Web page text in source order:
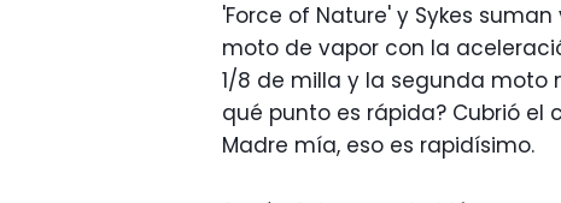
'Force of Nature' y Sykes
moto de vapor con la
1/8 de milla y la segunda moto
qué punto es rápida? Cubrió el
Madre mía, eso es rapidísimo.